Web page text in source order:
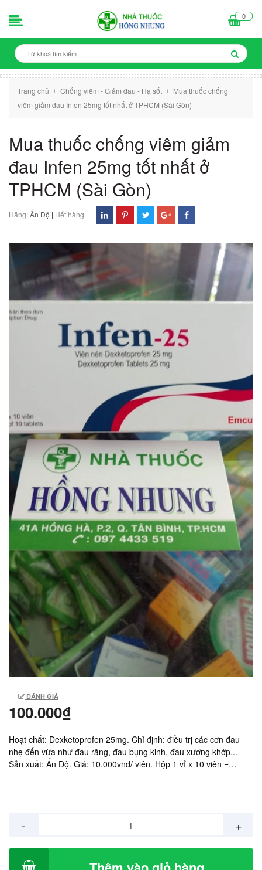
0
Trang chủ + Chống viêm - Giảm đau - Hạ sốt +
Mua thuốc chống
viêm giảm đau Infen 25mg tốt nhất ở TPHCM (Sài Gòn)
Mua thuốc chống viêm giảm
đau Infen 25mg tốt nhất ở
TPHCM (Sài Gòn)
Hãng:Ấn Độ | Hết hàng
ĐÁNH GIÁ
100.000₫
Hoạt chất: Dexketoprofen 25mg. Chỉ định: điều trị các cơn đau
nhẹ đến vừa như đau răng, đau bụng kinh, đau xương khớp...
Sản xuất: Ấn Độ. Giá: 10.000vnd/ viên. Hộp 1 vỉ x 10 viên =
- +